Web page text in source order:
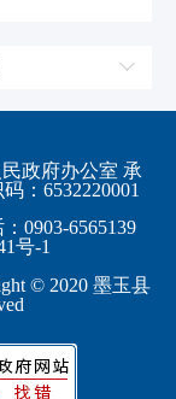
江苏省
浙江省
安徽省
福建省
江西省
山东省
皮山县
策勒县
民丰县
和田市
政府办公室 承
：6532220001
0903-6565139
号-1
© 2020 墨玉县